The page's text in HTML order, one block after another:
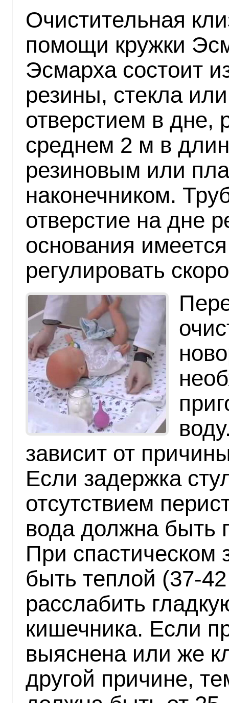
Очистительная
помощи кружки
Эсмарха состоит
резины, стекла
отверстием в дне,
среднем 2 м в
резиновым или
наконечником.
отверстие на дне
основания
регулировать
зависит от
Если задержка
отсутствием
вода должна быть
При спастическом
быть теплой (37-
расслабить
кишечника. Если
выяснена или же
другой причине,